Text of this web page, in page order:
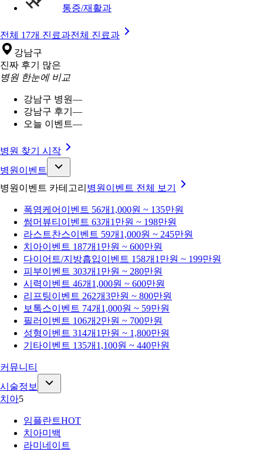
통증/재활과
전체 17개 진료과전체 진료과
강남구
진짜 후기 많은
병원 한눈에 비교
강남구 병원—
강남구 후기 —
오늘 이벤트—
병원 찾기 시작
병원이벤트
병원이벤트 카테고리 병원이벤트 전체 보기
폭염케어 이벤트 56개 1,000원 ~ 135만원
썸머뷰티 이벤트 63개 1만원 ~ 198만원
라스트찬스이벤트 59개 1,000원 ~ 245만원
치아이벤트 187개 1만원 ~ 600만원
다이어트/지방흡입이벤트 158개 1만원 ~ 199만원
피부이벤트 303개 1만원 ~ 280만원
시력이벤트 46개 1,000원 ~ 600만원
리프팅이벤트 262개3만원 ~ 800만원
보톡스이벤트 74개 1,000원 ~ 59만원
필러 이벤트 106개 2만원 ~ 700만원
성형이벤트 314개 1만원 ~ 1,800만원
기타이벤트 135개 1,100원 ~ 440만원
커뮤니티
시술정보
치아5
임플란트HOT
치아미백
라미네이트